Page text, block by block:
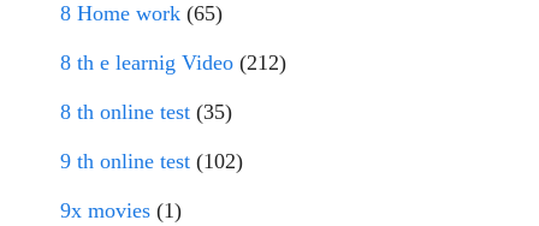
8 Home work (65)
8 th e learnig Video (212)
8 th online test (35)
9 th online test (102)
9x movies (1)